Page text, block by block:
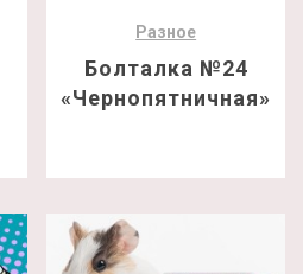
Разное
Болталка №24
«Чернопятничная»